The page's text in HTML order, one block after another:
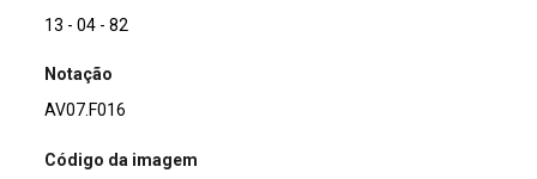
13 - 04 - 82
Notação
AV07.F016
Código da imagem